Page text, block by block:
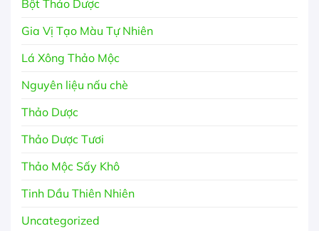
Bột Thảo Dược
Gia Vị Tạo Màu Tự Nhiên
Lá Xông Thảo Mộc
Nguyên liệu nấu chè
Thảo Dược
Thảo Dược Tươi
Thảo Mộc Sấy Khô
Tinh Dầu Thiên Nhiên
Uncategorized